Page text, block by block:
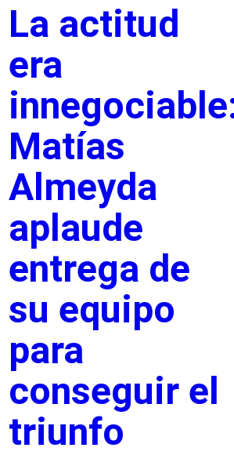
La actitud
era
Matías
Almeyda
aplaude
entrega de
su equipo
para
conseguir el
triunfo